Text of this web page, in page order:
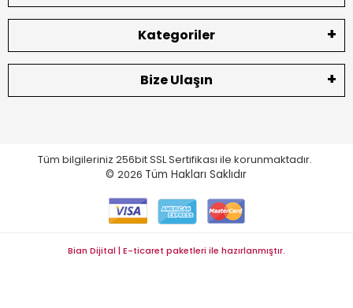
Kategoriler
Bize Ulaşın
Tüm bilgileriniz 256bit SSL Sertifikası ile korunmaktadır.
©2026 Tüm Hakları Saklıdır
Bian Dijital | E-ticaret paketleri ile hazırlanmıştır.